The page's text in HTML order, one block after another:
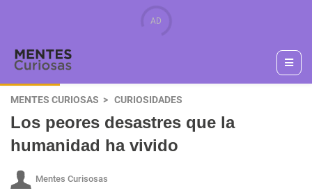
MENTES CURIOSAS CURIOSIDADES
Los peores desastres que la
humanidad ha vivido
Mentes Curisosas